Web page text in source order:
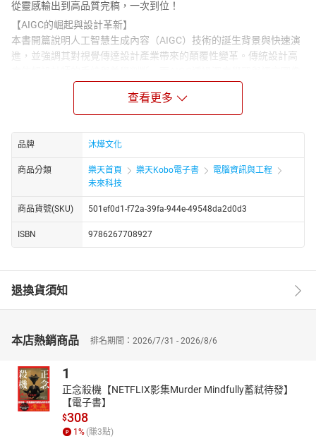
從靈感輸出到高品質完稿，一次到位！
【AIGC的崛起與設計革新】
本書開篇說明人工智慧生成內容（AIGC）技術的誕生背景與快速演
進，並強調其對視覺傳達設計產業帶來的顛覆性變革。傳統設計高
生成模型，能迅速提供多樣化設計草圖，顯著提升效率與靈感。書
中解析AI設計工具在影像生成、風格轉換與敘述建構等功能上的應
用潛力，指出未來設計師的核心競爭力將轉向「如何運用AI」，而
非單純的技術執行。
【實戰案例導向的設計學習】
書中最為突出的是其以大量實務案例引導讀者理解與操作AI設計流
程。包括包裝設計、Logo設計、品牌IP形象與海報、插畫等不同視
覺設計任務。每個案例從創作構思、提示詞撰寫、風格定位、工具
設定到後製加工一一拆解，並輔以圖文對照呈現生成過程與成品比
對。特別針對風格詞、構圖描述、畫面細節等技巧進行指導，使讀
【設計思維與AI提示語法融合】
除了技術層面，本書強調AI設計並非機械操作，而是一種創意思維
針對提示詞的編寫技巧，如物件主述、風格修飾、場景描述、構圖
勵讀者思考AI背後的邏輯與審美意涵，建立屬於自己的AI設計語言
與操作習慣，強化AI與人類創意的協同創作能力。
【多元風格拓展與未來設計趨勢】
本書深入探討AI在設計風格上的表現與潛能，包括現代簡約、中國
風、復古、抽象、可愛童趣、水墨風等多種視覺風格的轉譯與應
查看更多
品牌 沐燁文化
商品分類 樂天首頁 樂天Kobo電子書
電腦資訊與工程
未來科技
商品貨號(SKU) 501ef0d1-f72a-39fa-944e-49548da2d0d3
ISBN 9786267708927
退換貨須知
本店熱銷商品 排名期間：2026/7/31 - 2026/8/6
1
正念殺機【NETFLIX影集Murder Mindfully蓄弒待發】
【電子書】
$308
1 % (賺3點)